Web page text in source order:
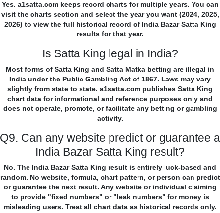
Yes. a1satta.com keeps record charts for multiple years. You can
visit the charts section and select the year you want (2024, 2025,
2026) to view the full historical record of India Bazar Satta King
results for that year.
Is Satta King legal in India?
Most forms of Satta King and Satta Matka betting are illegal in
India under the Public Gambling Act of 1867. Laws may vary
slightly from state to state. a1satta.com publishes Satta King
chart data for informational and reference purposes only and
does not operate, promote, or facilitate any betting or gambling
activity.
Q9. Can any website predict or guarantee a
India Bazar Satta King result?
No. The India Bazar Satta King result is entirely luck-based and
random. No website, formula, chart pattern, or person can predict
or guarantee the next result. Any website or individual claiming
to provide "fixed numbers" or "leak numbers" for money is
misleading users. Treat all chart data as historical records only.